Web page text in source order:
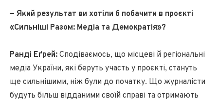
— Який результат ви хотіли б побачити в проєкті
«Сильніші Разом: Медіа та Демократія»?
Ранді Еґрей: Сподіваємось, що місцеві й регіональні
медіа України, які беруть участь у проєкті, стануть
ще сильнішими, ніж були до початку. Що журналісти
будуть більш відданими своїй справі та отримають